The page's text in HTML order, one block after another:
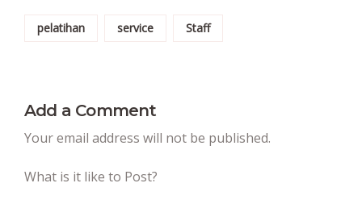
pelatihan service Staff
Add a Comment
Your email address will not be published.
What is it like to Post?